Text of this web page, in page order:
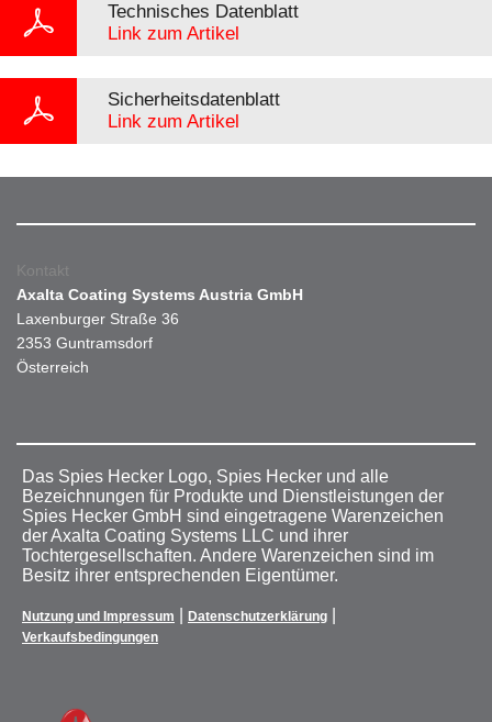
Technisches Datenblatt
Link zum Artikel
Sicherheitsdatenblatt
Link zum Artikel
Kontakt
Axalta Coating Systems Austria GmbH
Laxenburger Straße 36
2353 Guntramsdorf
Österreich
Das Spies Hecker Logo, Spies Hecker und alle
Bezeichnungen für Produkte und Dienstleistungen der
Spies Hecker GmbH sind eingetragene Warenzeichen
der Axalta Coating Systems LLC und ihrer
Tochtergesellschaften. Andere Warenzeichen sind im
Besitz ihrer entsprechenden Eigentümer.
Nutzung und Impressum Datenschutzerklärung
Verkaufsbedingungen